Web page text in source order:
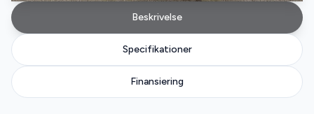
Specifikationer
Beskrivelse
Finansiering